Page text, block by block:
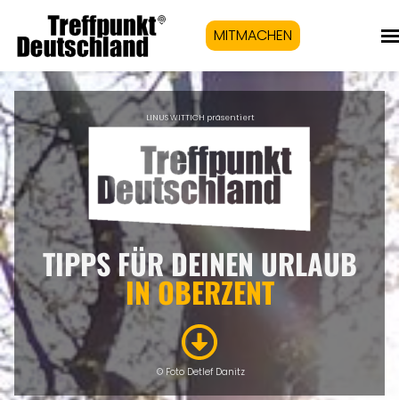
MITMACHEN
LINUS WITTICH präsentiert
TIPPS FÜR DEINEN URLAUB
INOBERZENT
© Foto Detlef Danitz